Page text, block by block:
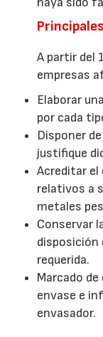
A partir del
empresas
Elaborar
por cada
Disponer
justifique
Acreditar
relativos a
metales
Conservar
disposición
requerida.
Marcado
envase e
envasador.